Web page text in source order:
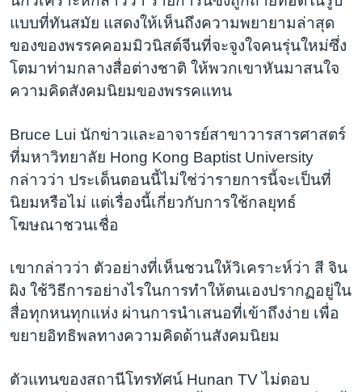
แบบที่ทันสมัย แสดงให้เห็นถึงความพยายามล่าสุด
ของของพรรคคอมมิวนิสต์จีนที่จะจูงใจคนรุ่นใหม่ซึ่ง
โตมาท่ามกลางสื่อต่างชาติ ให้พวกเขาหันมาสนใจ
ความคิดสังคมนิยมของพรรคแทน
Bruce Lui นักข่าวและอาจารย์สาขาวารสารศาสตร์
ที่มหาวิทยาลัย Hong Kong Baptist University
กล่าวว่า ประเด็นตอนนี้ไม่ใช่ว่ารายการนี้จะเป็นที่
นิยมหรือไม่ แต่เรื่องนี้เกี่ยวกับการใช้กลยุทธ์
โฆษณาชวนเชื่อ
เขากล่าวว่า ตัวอย่างที่เห็นชวนให้วิเคราะห์ว่า สี จิน
ผิง ใช้วิธีการอย่างไรในการทำให้ตนเองปรากฏอยู่ใน
สื่อทุกหนทุกแห่ง ผ่านการนำเสนอที่เข้าถึงง่าย เพื่อ
ขยายอิทธิพลทางความคิดด้านสังคมนิยม
ตัวแทนของสถานีโทรทัศน์ Hunan TV ไม่ตอบ